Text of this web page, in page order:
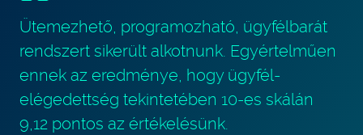
Ütemezhető, programozható, ügyfélbarát
rendszert sikerült alkotnunk. Egyértelműen
ennek az eredménye, hogy ügyfél-
elégedettség tekintetében 10-es skálán
9,12 pontos az értékelésünk.